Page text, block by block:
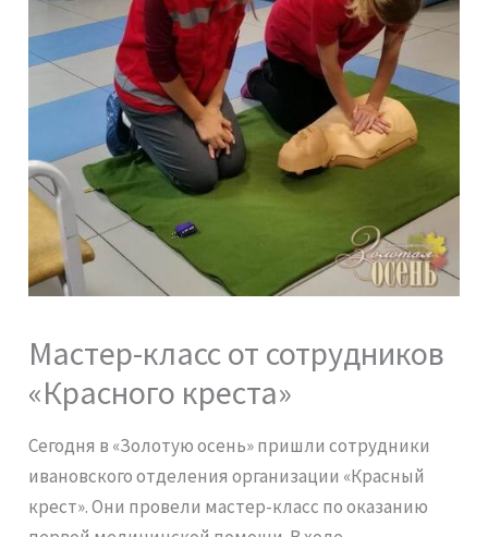
Мастер-класс от сотрудников
«Красного креста»
Сегодня в «Золотую осень» пришли сотрудники
ивановского отделения организации «Красный
крест». Они провели мастер-класс по оказанию